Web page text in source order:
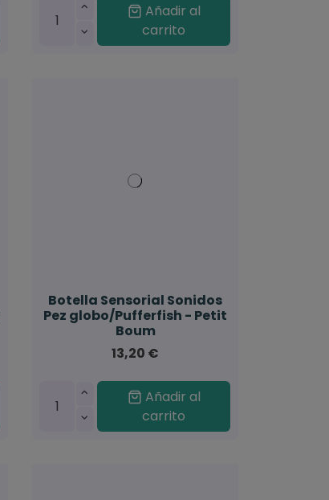
Añadir al
carrito
Botella Sensorial Sonidos
Pez globo/Pufferfish - Petit
Boum
13,20 €
Añadir al
carrito